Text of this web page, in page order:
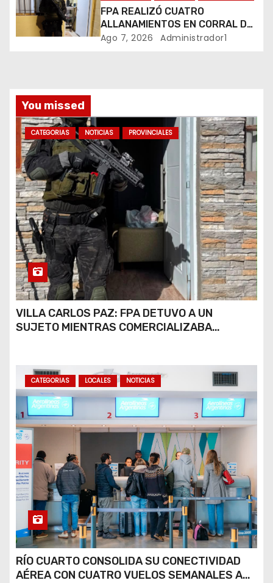
r
a
a
s
FPA REALIZÓ CUATRO
ALLANAMIENTOS EN CORRAL DE
BUSTOS-IFFLINGER
Ago 7, 2026 Administrador1
You missed
CATEGORIAS NOTICIAS PROVINCIALES
VILLA CARLOS PAZ: FPA DETUVO A UN
SUJETO MIENTRAS COMERCIALIZABA
CATEGORIAS LOCALES NOTICIAS
RÍO CUARTO CONSOLIDA SU CONECTIVIDAD
AÉREA CON CUATRO VUELOS SEMANALES A